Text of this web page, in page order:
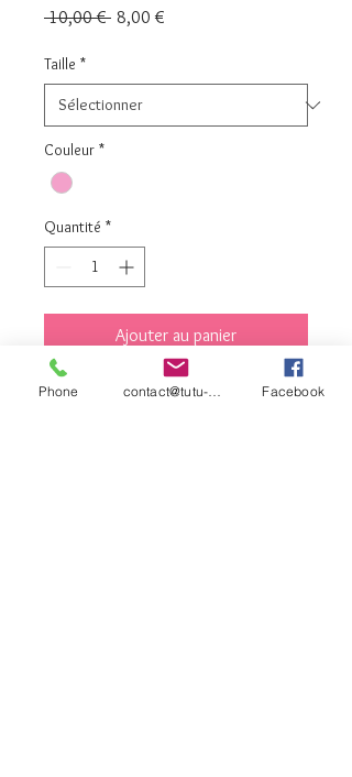
10,00 € Prix
8,00 €
Taille *
Couleur *
Quantité *
Ajouter au panier
Commander et payer
Phone Facebook